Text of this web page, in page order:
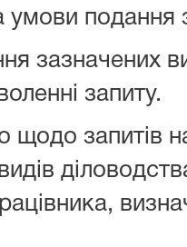
умови подання
зазначених
запиту.
запитів